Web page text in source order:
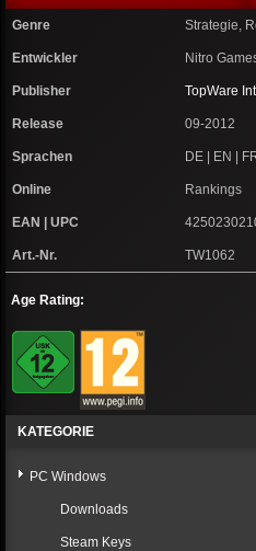
Genre Strategie,
Entwickler Nitro
Publisher TopWare
Release 09-2012
Sprachen DE | EN |
Online Rankings
EAN | UPC
Art.-Nr. TW1062
Age Rating:
KATEGORIE
PC Windows
Downloads
Steam Keys